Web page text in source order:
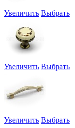
Увеличить Выбрать
Увеличить Выбрать
Увеличить Выбрать